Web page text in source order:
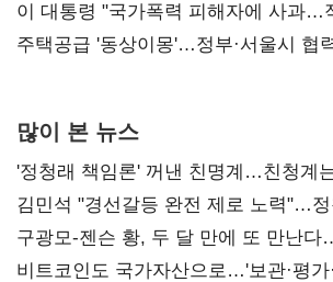
총선 지휘 못해"
이 대통령 "국가폭력 피해자에 사과…
진실 밝혀야"
주택공급 '동상이몽'…정부·서울시 협
많이 본 뉴스
'정청래 책임론' 꺼낸 친명계…친청계
때리기
김민석 "경선갈등 완전 제로 노력"…
사과부터"
구광모-젠슨 황, 두 달 만에 또 만난다
비트코인도 국가자산으로…'보관·평가